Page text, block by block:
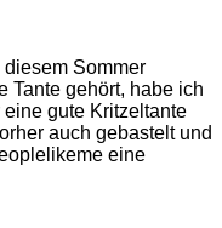
Sommer
Tante gehört, habe ich
gute Kritzeltante
auch gebastelt und
eine